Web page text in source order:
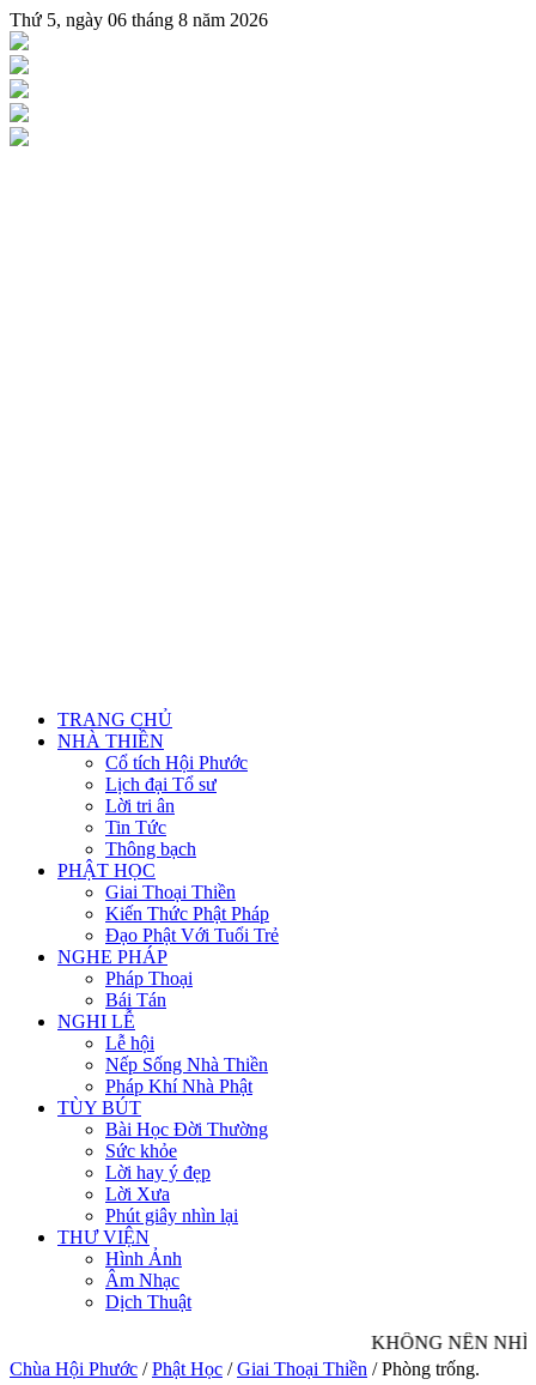
Thứ 5, ngày 06 tháng 8 năm 2026
TRANG CHỦ
NHÀ THIỀN
Cổ tích Hội Phước
Lịch đại Tổ sư
Lời tri ân
Tin Tức
Thông bạch
PHẬT HỌC
Giai Thoại Thiền
Kiến Thức Phật Pháp
Đạo Phật Với Tuổi Trẻ
NGHE PHÁP
Pháp Thoại
Bái Tán
NGHI LỄ
Lễ hội
Nếp Sống Nhà Thiền
Pháp Khí Nhà Phật
TÙY BÚT
Bài Học Đời Thường
Sức khỏe
Lời hay ý đẹp
Lời Xưa
Phút giây nhìn lại
THƯ VIỆN
Hình Ảnh
Âm Nhạc
Dịch Thuật
KHÔNG NÊN
Chùa Hội Phước / Phật Học / Giai Thoại Thiền / Phòng trống.